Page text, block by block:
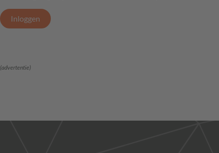
Inloggen
(advertentie)